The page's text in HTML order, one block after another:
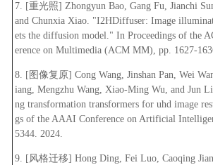
7. [重光照] Zhongyun Bao, Gang Fu, Jianchi
and Chunxia Xiao. "I2HDiffuser: Image
ets the diffusion model." In Proceedings of the
erence on Multimedia (ACM MM), pp. 1627-
8. [ 图像复原] Cong Wang, Jinshan Pan, Wei
iang, Mengzhu Wang, Xiao-Ming Wu, and Jun
ng transformation transformers for uhd image
gs of the AAAI Conference on Artificial
5344. 2024.
9. [ 风格迁移] Hong Ding, Fei Luo, Caoqing